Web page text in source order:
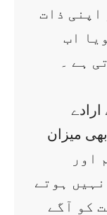
اپنی ذات
اب
ہے ۔
میزان
اور
ہوتے
کو آگے